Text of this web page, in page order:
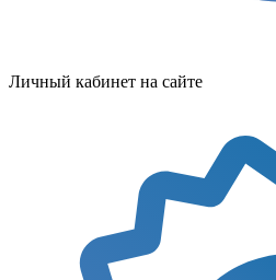
Личный кабинет на сайте